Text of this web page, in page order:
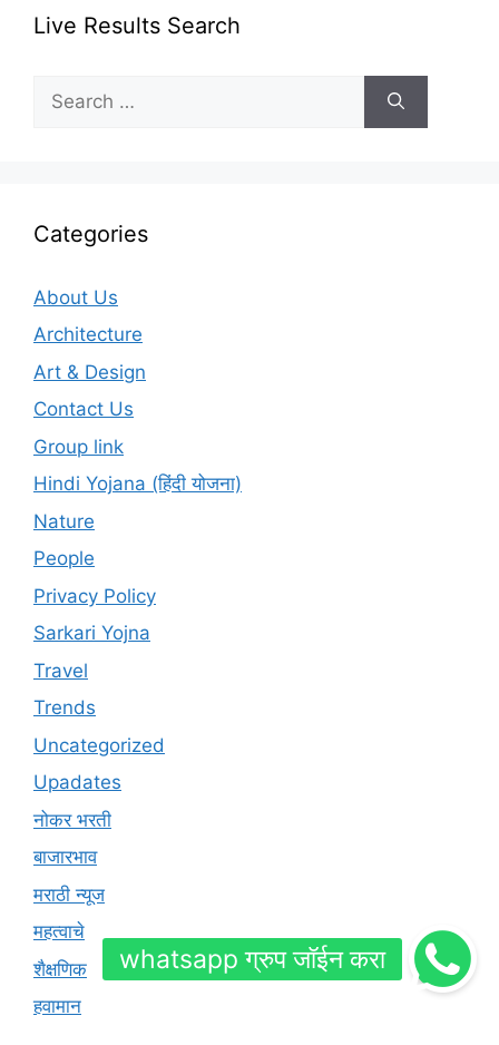
Live Results Search
for:
Categories
About Us
Architecture
Art & Design
Contact Us
Group link
Hindi Yojana (हिंदी योजना)
Nature
People
Privacy Policy
Sarkari Yojna
Travel
Trends
Uncategorized
Upadates
नोकर भरती
बाजारभाव
मराठी न्यूज
महत्वाचे
शैक्षणिक
हवामान